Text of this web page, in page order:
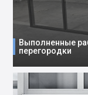
Выполненные
перегородки